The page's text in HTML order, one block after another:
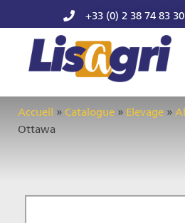
+33 (0) 2 38 74 83 30
Accueil » Catalogue » Elevage »
Ottawa